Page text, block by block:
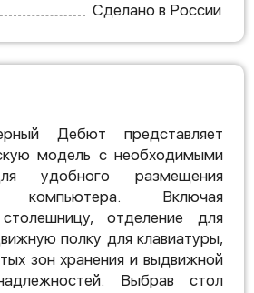
Сделано в России
Дебют представляет
модель с необходимыми
удобного размещения
компьютера. Включая
отделение для
полку для клавиатуры,
зон хранения и выдвижной
Выбрав стол